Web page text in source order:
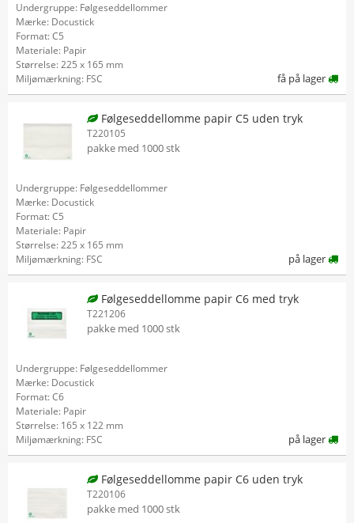
Undergruppe: Følgeseddellommer
Mærke: Docustick
Format: C5
Materiale: Papir
Størrelse: 225 x 165 mm
Miljømærkning: FSC
få på lager
Følgeseddellomme papir C5 uden tryk
T220105
pakke med 1000 stk
Undergruppe: Følgeseddellommer
Mærke: Docustick
Format: C5
Materiale: Papir
Størrelse: 225 x 165 mm
Miljømærkning: FSC
på lager
Følgeseddellomme papir C6 med tryk
T221206
pakke med 1000 stk
Undergruppe: Følgeseddellommer
Mærke: Docustick
Format: C6
Materiale: Papir
Størrelse: 165 x 122 mm
Miljømærkning: FSC
på lager
Følgeseddellomme papir C6 uden tryk
T220106
pakke med 1000 stk